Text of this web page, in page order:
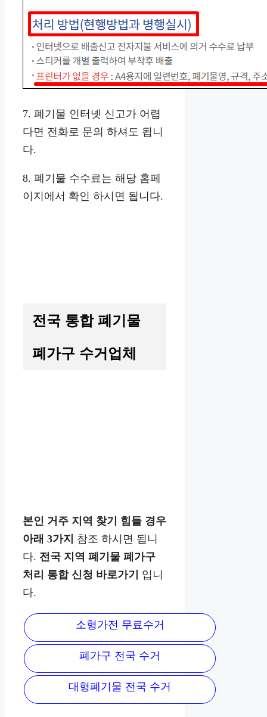
7. 폐기물 인터넷 신고가 어렵
다면 전화로 문의 하셔도 됩니
다.
8. 폐기물 수수료는 해당 홈페
이지에서 확인 하시면 됩니다.
전국 통합 폐기물
폐가구 수거업체
본인 거주 지역 찾기 힘들 경우
아래 3가지 참조 하시면 됩니
다. 전국 지역 폐기물 폐가구
처리 통합 신청 바로가기
입니
다.
소형가전 무료수거
폐가구 전국 수거
대형폐기물 전국 수거